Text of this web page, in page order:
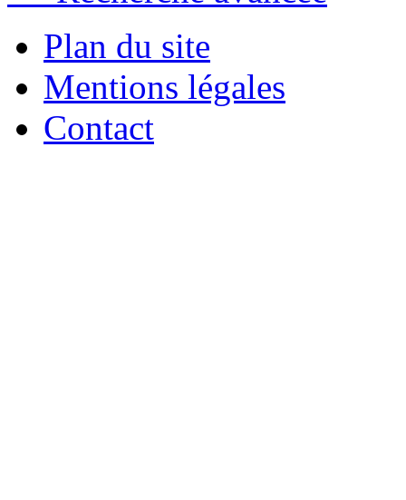
Plan du site
Mentions légales
Contact